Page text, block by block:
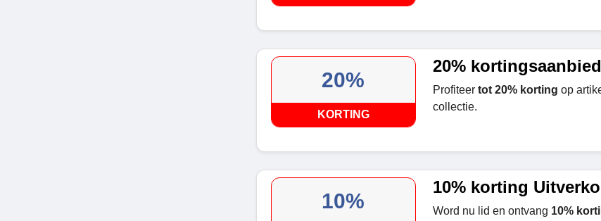
20%
KORTING
20%
Profiteer tot 20% korting op
collectie.
10%
10% korting
Word nu lid en ontvang 10%